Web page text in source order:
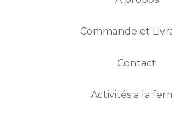
Commande et
Contact
Activités a la